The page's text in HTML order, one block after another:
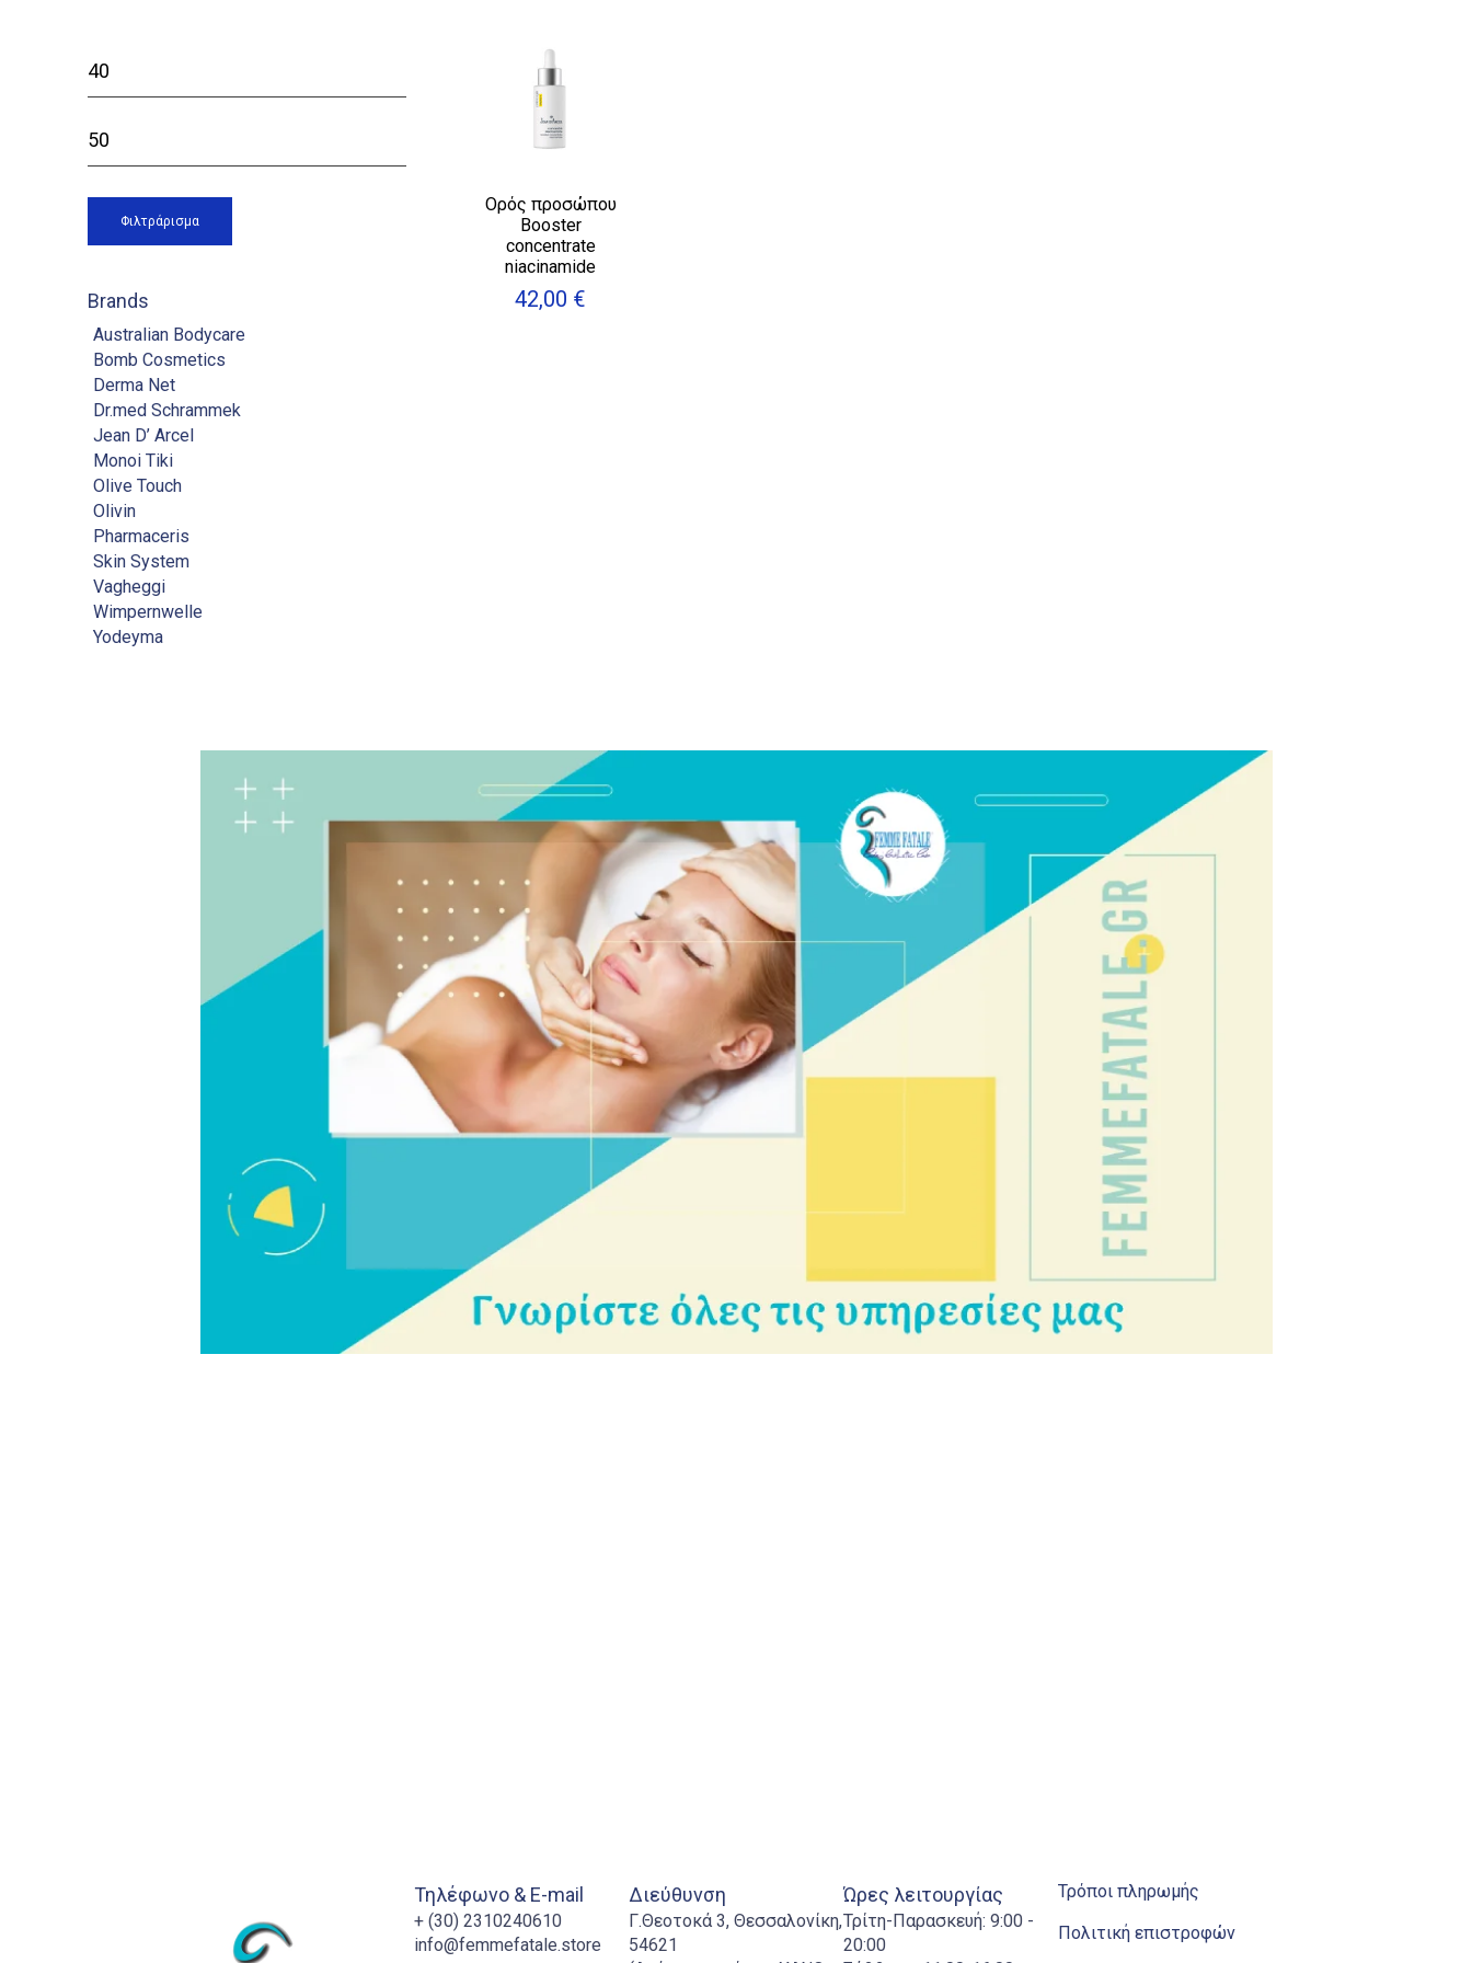
Ορός προσώπου
Booster
concentrate
niacinamide
42,00 €
Φιλτράρισμα
Brands
Australian Bodycare
Bomb Cosmetics
Derma Net
Dr.med Schrammek
Jean D’ Arcel
Monoi Tiki
Olive Touch
Olivin
Pharmaceris
Skin System
Vagheggi
Wimpernwelle
Yodeyma
Τηλέφωνο & E-mail
+ (30) 2310240610
info@femmefatale.store
Διεύθυνση
Γ.Θεοτοκά 3, Θεσσαλονίκη,
54621
Ώρες λειτουργίας
Τρίτη-Παρασκευή: 9:00 -
20:00
Τρόποι πληρωμής
Πολιτική επιστροφών